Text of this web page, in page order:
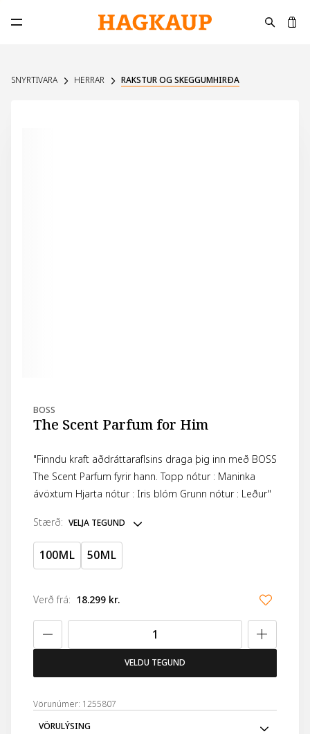
Opna aðalvalmynd
SNYRTIVARA HERRAR RAKSTUR OG SKEGGUMHIRÐA
BOSS
The Scent Parfum for Him
"Finndu kraft aðdráttaraflsins draga þig inn með BOSS
The Scent Parfum fyrir hann. Topp nótur : Maninka
ávöxtum Hjarta nótur : Iris blóm Grunn nótur : Leður"
stærð: VELJA TEGUND
100ML 50ML
Verð frá: 18.299 kr.
VELDU TEGUND
Vörunúmer: 1255807
VÖRULÝSING